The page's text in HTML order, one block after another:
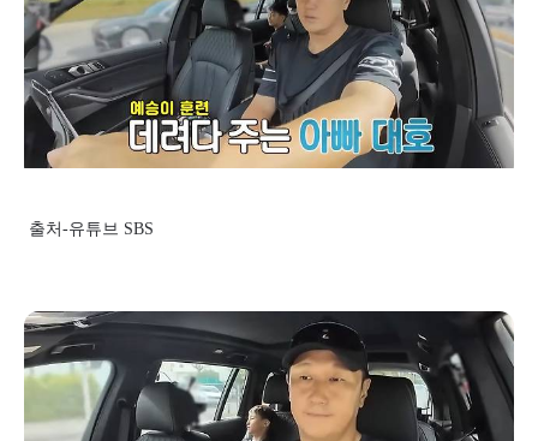
출처-유튜브 SBS